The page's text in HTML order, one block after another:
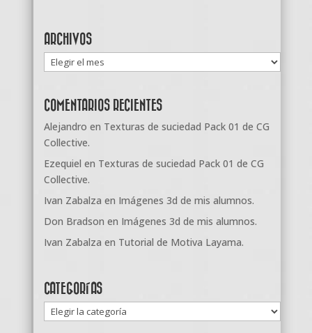
ARCHIVOS
Archivos
COMENTARIOS RECIENTES
Alejandro en Texturas de suciedad Pack 01 de CG
Collective.
Ezequiel en Texturas de suciedad Pack 01 de CG
Collective.
Ivan Zabalza en Imágenes 3d de mis alumnos.
Don Bradson en Imágenes 3d de mis alumnos.
Ivan Zabalza en Tutorial de Motiva Layama.
CATEGORÍAS
Categorías